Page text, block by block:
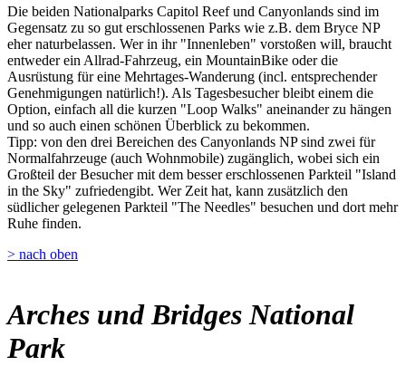
Die beiden Nationalparks Capitol Reef und Canyonlands sind im
Gegensatz zu so gut erschlossenen Parks wie z.B. dem Bryce NP
eher naturbelassen. Wer in ihr "Innenleben" vorstoßen will, braucht
entweder ein Allrad-Fahrzeug, ein MountainBike oder die
Ausrüstung für eine Mehrtages-Wanderung (incl. entsprechender
Genehmigungen natürlich!). Als Tagesbesucher bleibt einem die
Option, einfach all die kurzen "Loop Walks" aneinander zu hängen
und so auch einen schönen Überblick zu bekommen.
Tipp: von den drei Bereichen des Canyonlands NP sind zwei für
Normalfahrzeuge (auch Wohnmobile) zugänglich, wobei sich ein
Großteil der Besucher mit dem besser erschlossenen Parkteil "Island
in the Sky" zufriedengibt. Wer Zeit hat, kann zusätzlich den
südlicher gelegenen Parkteil "The Needles" besuchen und dort mehr
Ruhe finden.
> nach oben
Arches und Bridges National
Park